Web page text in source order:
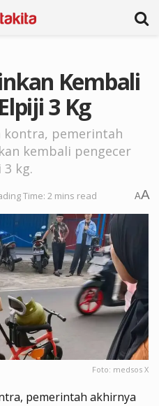
Kembali
3 Kg
kontra, pemerintah
kembali pengecer
kg.
Time: 2 mins read AA
Foto: medsos X
pemerintah akhirnya